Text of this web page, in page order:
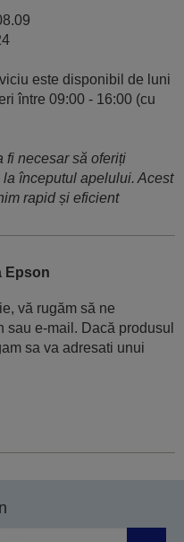
este disponibil de luni
între 09:00 - 16:00 (cu
fi necesar să oferiți
începutul apelului. Acest
rapid și eficient
Epson
vă rugăm să ne
sau e-mail. Dacă produsul
sa va adresati unui